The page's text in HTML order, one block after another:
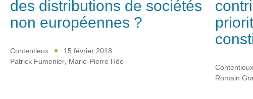
des distributions de sociétés
non européennes ?
Contentieux
15 février 2018
Patrick Fumenier, Marie-Pierre Hôo
Romain